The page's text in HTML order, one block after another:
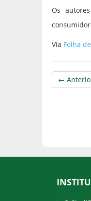
Os
Via Folha
←